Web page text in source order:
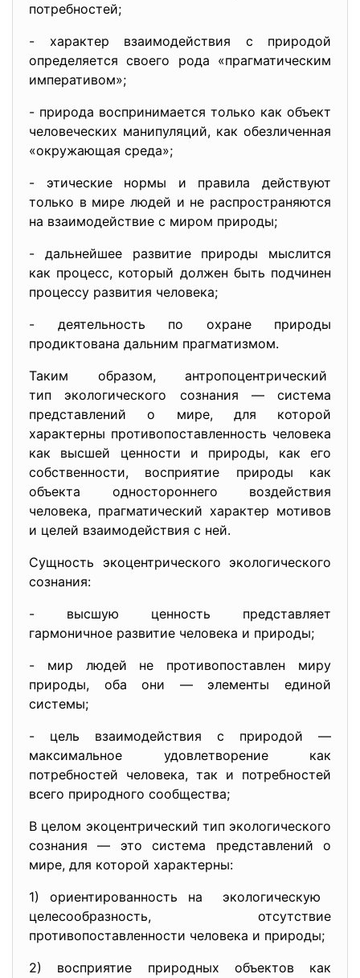
потребностей;
- характер взаимодействия с природой
определяется своего рода «прагматическим
императивом»;
- природа воспринимается только как объект
человеческих манипуляций, как обезличенная
«окружающая среда»;
- этические нормы и правила действуют
только в мире людей и не распространяются
на взаимодействие с миром природы;
- дальнейшее развитие природы мыслится
как процесс, который должен быть подчинен
процессу развития человека;
- деятельность по охране природы
продиктована дальним прагматизмом.
Таким образом, антропоцентрический
тип экологического сознания — система
представлений о мире, для которой
характерны противопоставленность человека
как высшей ценности и природы, как его
собственности, восприятие природы как
объекта одностороннего воздействия
человека, прагматический характер мотивов
и целей взаимодействия с ней.
Сущность экоцентрического экологического
сознания:
- высшую ценность представляет
гармоничное развитие человека и природы;
- мир людей не противопоставлен миру
природы, оба они — элементы единой
системы;
- цель взаимодействия с природой —
максимальное удовлетворение как
потребностей человека, так и потребностей
всего природного сообщества;
В целом экоцентрический тип экологического
сознания — это система представлений о
мире, для которой характерны:
1) ориентированность на экологическую
целесообразность, отсутствие
противопоставленности человека и природы;
2) восприятие природных объектов как